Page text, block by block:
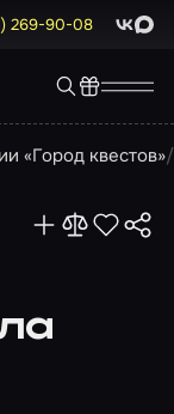
269-90-08 Max
«Город квестов»